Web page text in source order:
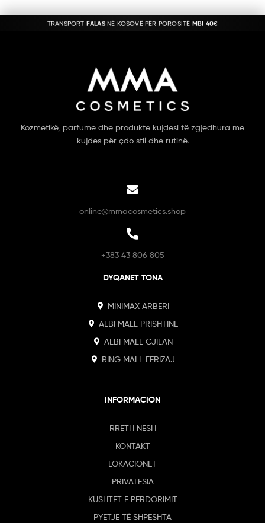
Kozmetikë, parfume dhe produkte kujdesi të zgjedhura me
kujdes për çdo stil dhe rutinë.
online@mmacosmetics.shop
+383 43 806 805
DYQANET TONA
MINIMAX ARBËRI
ALBI MALL PRISHTINE
ALBI MALL GJILAN
RING MALL FERIZAJ
INFORMACION
RRETH NESH
KONTAKT
LOKACIONET
PRIVATESIA
KUSHTET E PERDORIMIT
PYETJE TË SHPESHTA
TRANSPORT FALASNË KOSOVË PËR POROSITË MBI 40€